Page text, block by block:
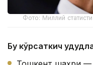
Фото: Миллий
Бу кўрсаткич